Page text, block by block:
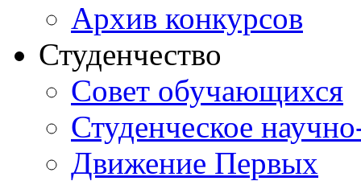
Архив конкурсов
Студенчество
Совет обучающихся
Студенческое
Движение Первых